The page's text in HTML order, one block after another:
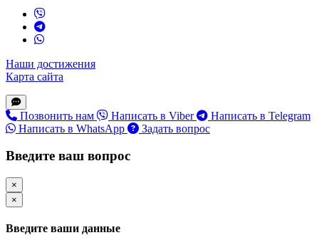
Наши достижения
Карта сайта
Позвонить нам Написать в Viber
Написать в Telegram
Написать в WhatsApp
Задать вопрос
Введите ваш вопрос
×
×
Введите ваши данные